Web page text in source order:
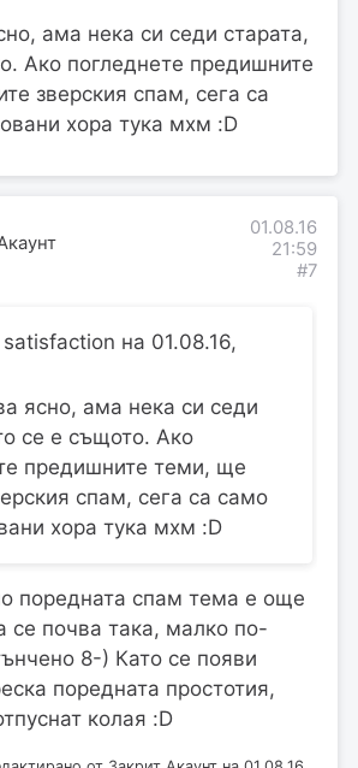
ама нека си седи старата,
Ако погледнете предишните
зверския спам, сега са
хора тука мхм :D
01.08.16
21:59
#7
satisfaction на 01.08.16,
ясно, ама нека си седи
се е същото. Ако
предишните теми, ще
спам, сега са само
хора тука мхм :D
поредната спам тема е още
се почва така, малко по-
8-) Като се появи
поредната простотия,
колая :D